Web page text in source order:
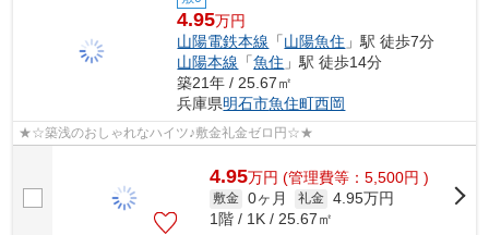
4.95万円
山陽電鉄本線 「山陽魚住 」駅 徒歩7分
山陽本線 「魚住 」駅 徒歩14分
築21年 / 25.67㎡
兵庫県明石市魚住町西岡
★☆築浅のおしゃれなハイツ♪敷金礼金ゼロ円☆★
4.95万円 (管理費等：5,500円 )
敷金 0ヶ月 礼金 4.95万円
1階 / 1K / 25.67㎡